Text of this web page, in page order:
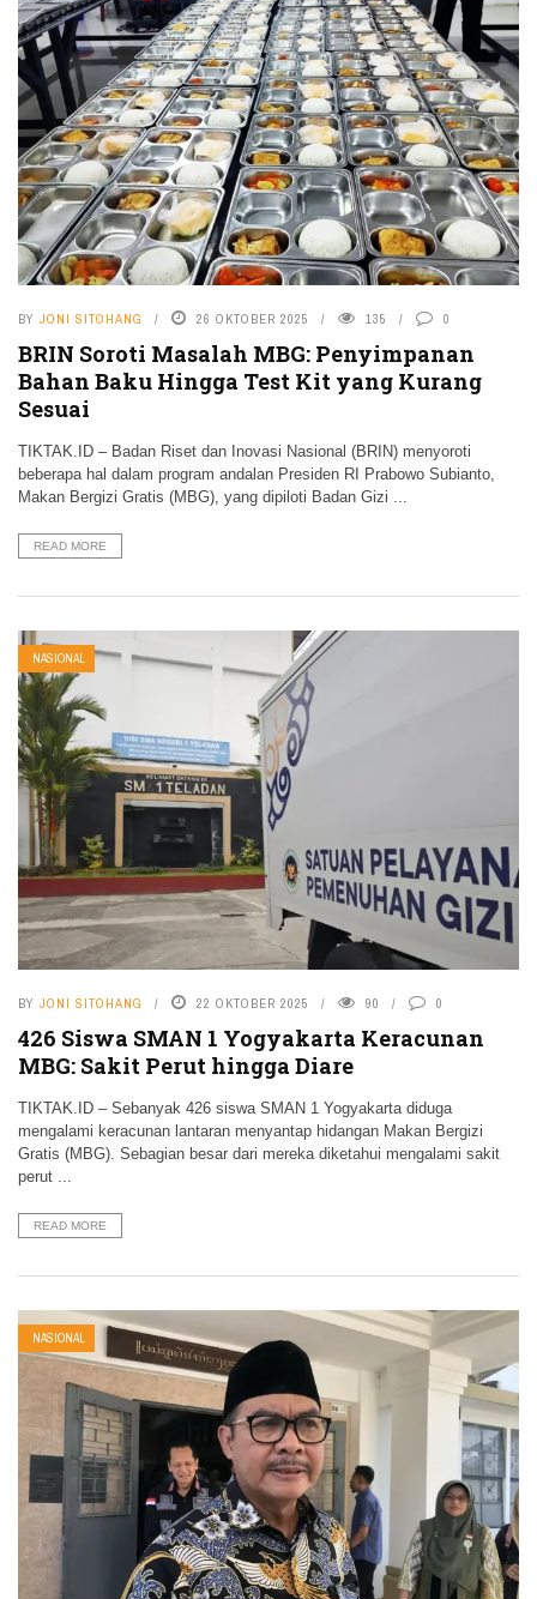
BY JONI SITOHANG 26 OKTOBER 2025 135 0
BRIN Soroti Masalah MBG: Penyimpanan
Bahan Baku Hingga Test Kit yang Kurang
Sesuai
TIKTAK.ID – Badan Riset dan Inovasi Nasional (BRIN) menyoroti
beberapa hal dalam program andalan Presiden RI Prabowo Subianto,
Makan Bergizi Gratis (MBG), yang dipiloti Badan Gizi ...
READ MORE
NASIONAL
BY JONI SITOHANG 22 OKTOBER 2025 90 0
426 Siswa SMAN 1 Yogyakarta Keracunan
MBG: Sakit Perut hingga Diare
TIKTAK.ID – Sebanyak 426 siswa SMAN 1 Yogyakarta diduga
mengalami keracunan lantaran menyantap hidangan Makan Bergizi
Gratis (MBG). Sebagian besar dari mereka diketahui mengalami sakit
perut ...
READ MORE
NASIONAL